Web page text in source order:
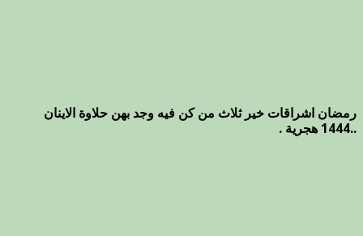
رمضان اشراقات خير ثلاث من كن فيه وجد بهن حلاوة الاينان
..1444 هجرية .